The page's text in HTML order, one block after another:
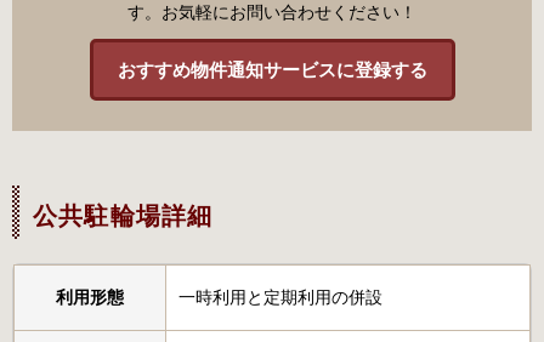
す。お気軽にお問い合わせください！
おすすめ物件通知サービスに登録する
公共駐輪場詳細
利用形態 一時利用と定期利用の併設